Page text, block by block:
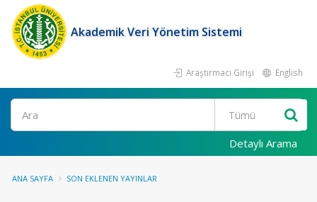
Akademik Veri Yönetim Sistemi
Araştırmacı Girişi English
Ara
Detaylı Arama
ANA SAYFA SON EKLENEN YAYINLAR